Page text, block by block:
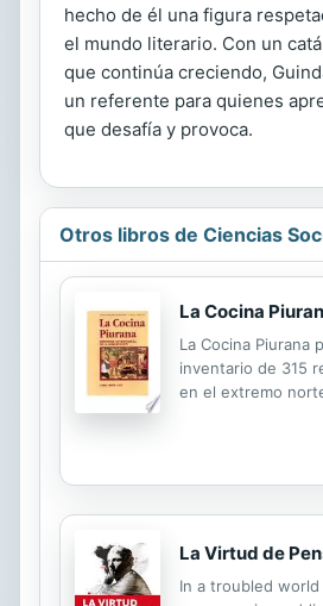
hecho de él una figura
el mundo literario. Con un
que continúa creciendo,
un referente para quienes
que desafía y provoca.
Otros libros de Ciencias
La Cocina
La Cocina Piurana
inventario de 315
en el extremo
estudio de los
gestos y útiles-
la preparación
que es la que
ensayo, que se
que hoy se llama
La Virtud de
In a troubled